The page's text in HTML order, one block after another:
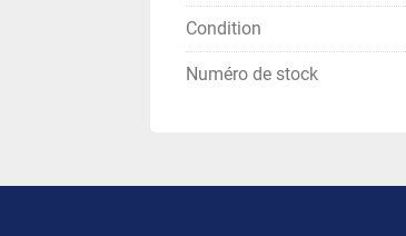
Condition
Numéro de stock